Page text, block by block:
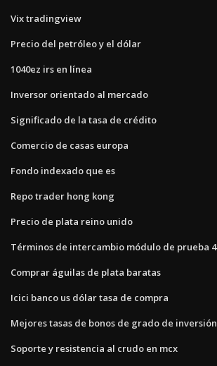
Vix tradingview
Precio del petróleo y el dólar
1040ez irs en línea
Inversor orientado al mercado
Significado de la tasa de crédito
Comercio de casas europa
Fondo indexado que es
Repo trader hong kong
Precio de plata reino unido
Términos de intercambio módulo de prueba 4
Comprar águilas de plata baratas
Icici banco us dólar tasa de compra
Mejores tasas de bonos de grado de inversión
Soporte y resistencia al crudo en mcx